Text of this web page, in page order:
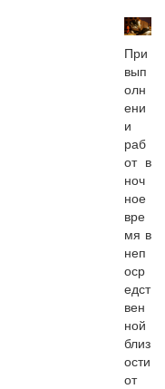
При
вып
олн
ени
и
раб
от в
ноч
ное
вре
мя в
неп
оср
едст
вен
ной
близ
ости
от